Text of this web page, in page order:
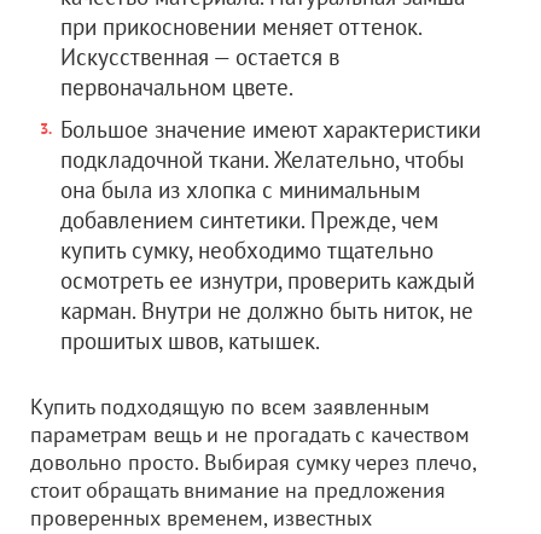
при прикосновении меняет оттенок.
Искусственная — остается в
первоначальном цвете.
Большое значение имеют характеристики
подкладочной ткани. Желательно, чтобы
она была из хлопка с минимальным
добавлением синтетики. Прежде, чем
купить сумку, необходимо тщательно
осмотреть ее изнутри, проверить каждый
карман. Внутри не должно быть ниток, не
прошитых швов, катышек.
Купить подходящую по всем заявленным
параметрам вещь и не прогадать с качеством
довольно просто. Выбирая сумку через плечо,
стоит обращать внимание на предложения
проверенных временем, известных